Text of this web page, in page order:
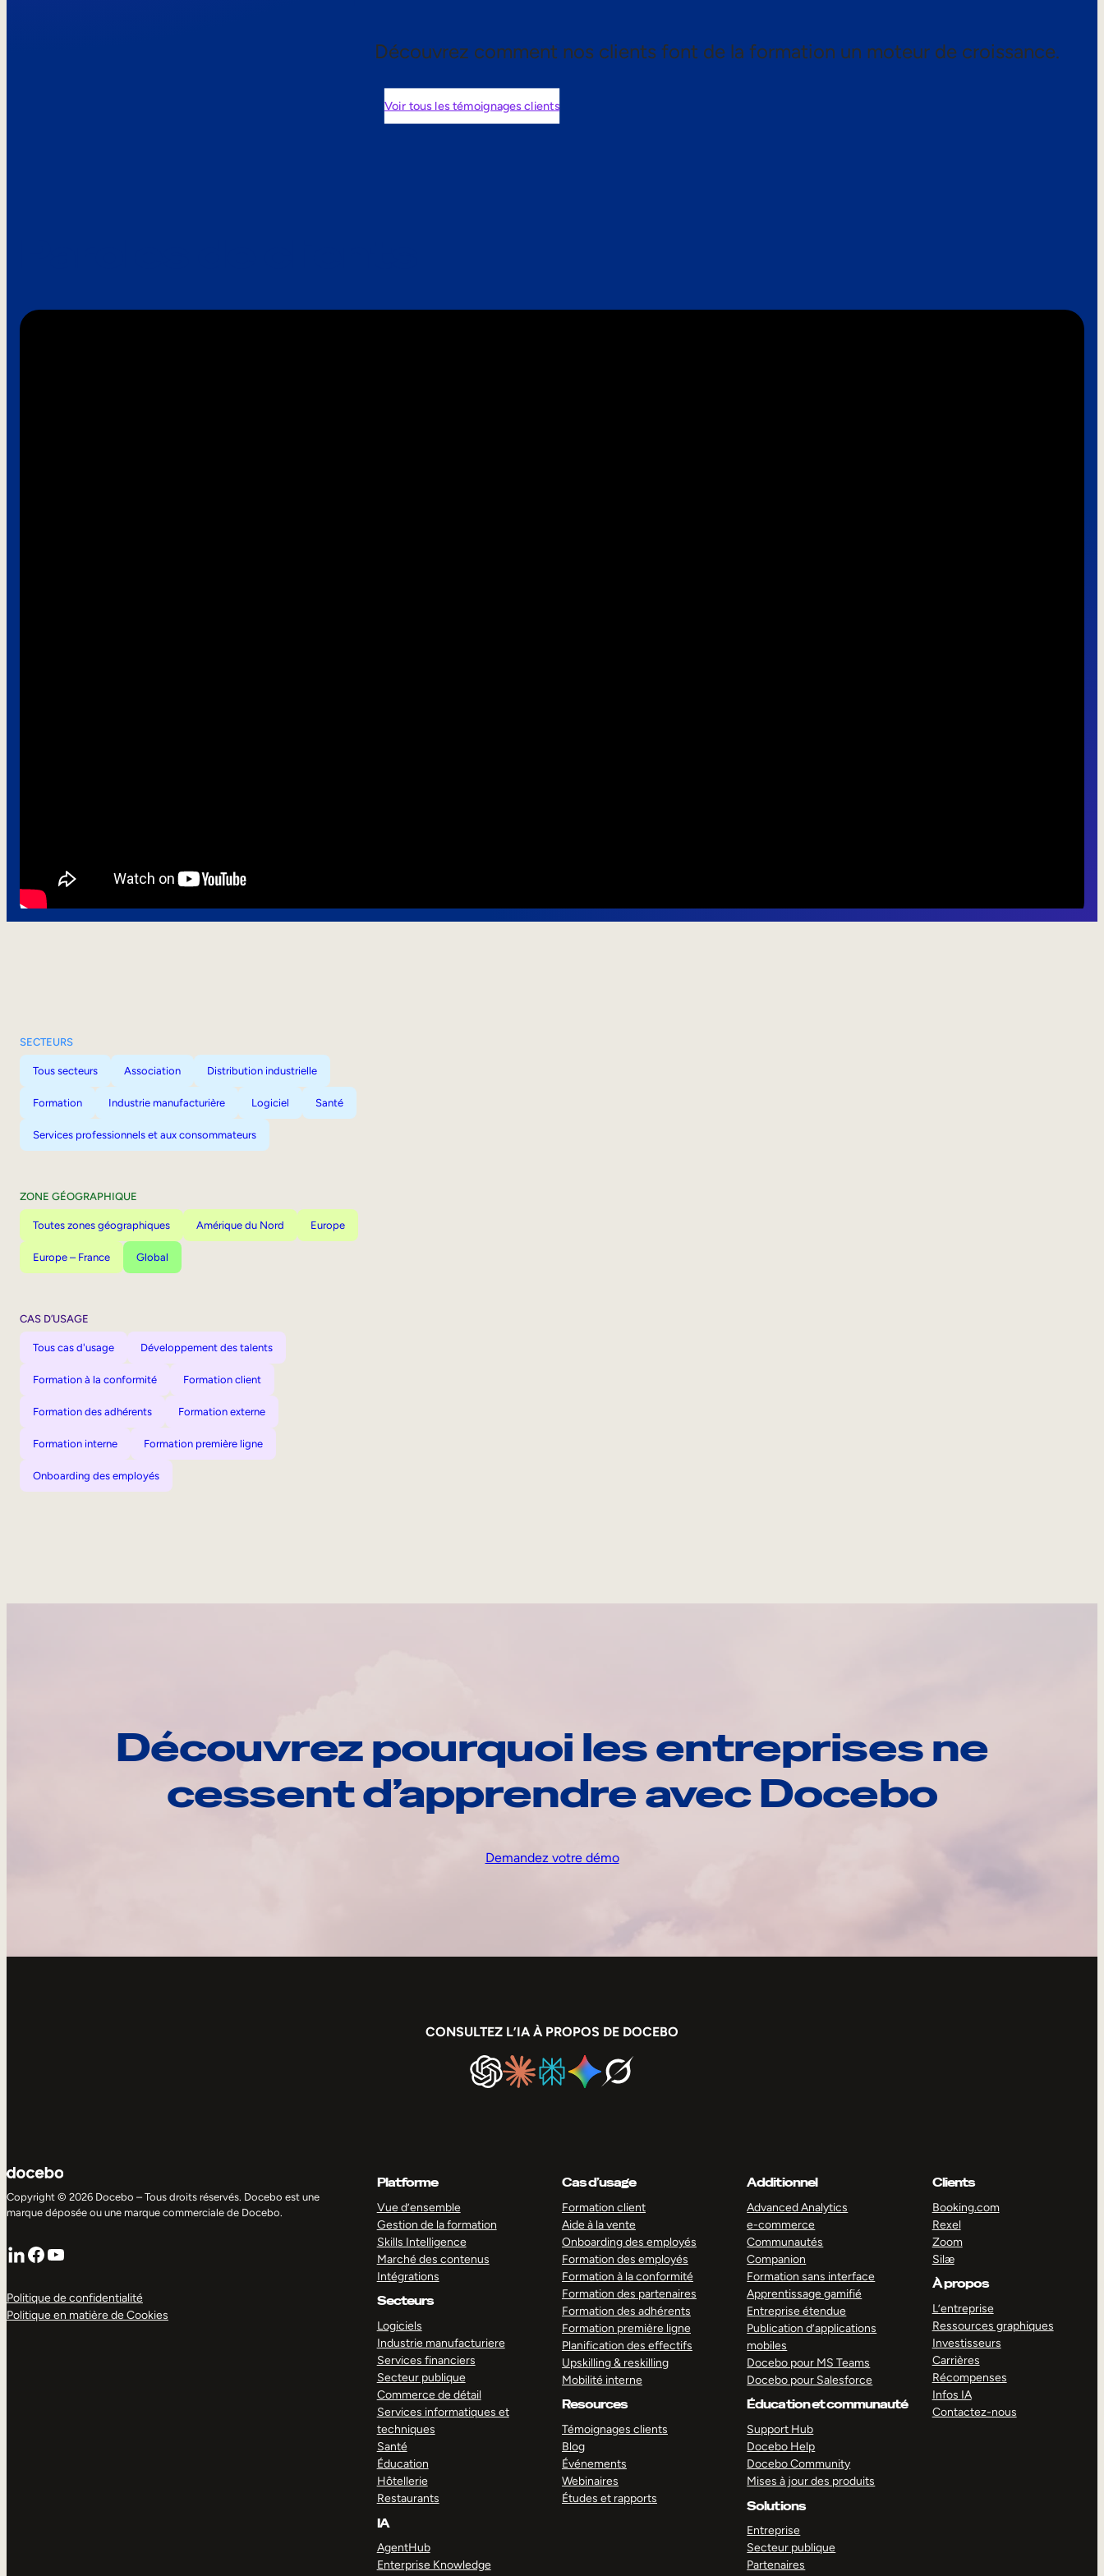
Découvrez comment nos clients font de la formation un moteur de croissance.
Voir tous les témoignages clients
SECTEURS
Tous secteurs Association Distribution industrielle
Formation Industrie manufacturière Logiciel Santé
Services professionnels et aux consommateurs
ZONE GÉOGRAPHIQUE
Toutes zones géographiques Amérique du Nord Europe
Europe – France Global
CAS D’USAGE
Tous cas d'usage Développement des talents
Formation à la conformité Formation client
Formation des adhérents Formation externe
Formation interne Formation première ligne
Onboarding des employés
Découvrez pourquoi les entreprises ne
cessent d’apprendre avec Docebo
Demandez votre démo
CONSULTEZ L’IA À PROPOS DE DOCEBO
Copyright © 2026 Docebo – Tous droits réservés. Docebo est une
marque déposée ou une marque commerciale de Docebo.
LinkedIn
Facebook
YouTube
Politique de confidentialité
Politique en matière de Cookies
Platforme
Vue d’ensemble
Gestion de la formation
Skills Intelligence
Marché des contenus
Intégrations
Secteurs
Logiciels
Industrie manufacturiere
Services financiers
Secteur publique
Commerce de détail
Services informatiques et
techniques
Santé
Éducation
Hôtellerie
Restaurants
IA
AgentHub
Enterprise Knowledge
Cas d’usage
Formation client
Aide à la vente
Onboarding des employés
Formation des employés
Formation à la conformité
Formation des partenaires
Formation des adhérents
Formation première ligne
Planification des effectifs
Upskilling & reskilling
Mobilité interne
Resources
Témoignages clients
Blog
Événements
Webinaires
Études et rapports
Additionnel
Advanced Analytics
e-commerce
Communautés
Companion
Formation sans interface
Apprentissage gamifié
Entreprise étendue
Publication d’applications
mobiles
Docebo pour MS Teams
Docebo pour Salesforce
Éducation et communauté
Support Hub
Docebo Help
Docebo Community
Mises à jour des produits
Solutions
Entreprise
Secteur publique
Partenaires
Clients
Booking.com
Rexel
Zoom
Silæ
À propos
L’entreprise
Ressources graphiques
Investisseurs
Carrières
Récompenses
Infos IA
Contactez-nous